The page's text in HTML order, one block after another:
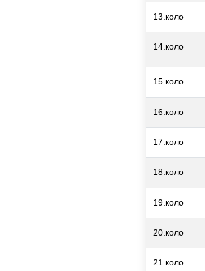
13.коло
14.коло
15.коло
16.коло
17.коло
18.коло
19.коло
20.коло
21.коло